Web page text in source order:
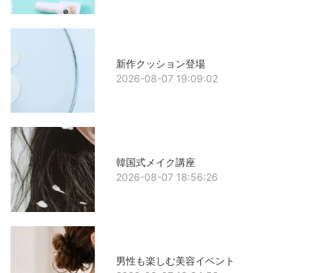
新作クッション登場
2026-08-07 19:09:02
韓国式メイク講座
2026-08-07 18:56:26
男性も楽しむ美容イベント